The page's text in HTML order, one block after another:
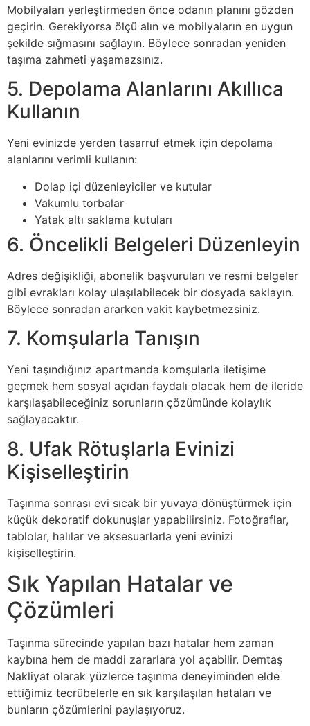
Mobilyaları yerleştirmeden önce odanın planını gözden
geçirin. Gerekiyorsa ölçü alın ve mobilyaların en uygun
şekilde sığmasını sağlayın. Böylece sonradan yeniden
taşıma zahmeti yaşamazsınız.
5. Depolama Alanlarını Akıllıca
Kullanın
Yeni evinizde yerden tasarruf etmek için depolama
alanlarını verimli kullanın:
Dolap içi düzenleyiciler ve kutular
Vakumlu torbalar
Yatak altı saklama kutuları
6. Öncelikli Belgeleri Düzenleyin
Adres değişikliği, abonelik başvuruları ve resmi belgeler
gibi evrakları kolay ulaşılabilecek bir dosyada saklayın.
Böylece sonradan ararken vakit kaybetmezsiniz.
7. Komşularla Tanışın
Yeni taşındığınız apartmanda komşularla iletişime
geçmek hem sosyal açıdan faydalı olacak hem de ileride
karşılaşabileceğiniz sorunların çözümünde kolaylık
sağlayacaktır.
8. Ufak Rötuşlarla Evinizi
Kişiselleştirin
Taşınma sonrası evi sıcak bir yuvaya dönüştürmek için
küçük dekoratif dokunuşlar yapabilirsiniz. Fotoğraflar,
tablolar, halılar ve aksesuarlarla yeni evinizi
kişiselleştirin.
Sık Yapılan Hatalar ve
Çözümleri
Taşınma sürecinde yapılan bazı hatalar hem zaman
kaybına hem de maddi zararlara yol açabilir. Demtaş
Nakliyat olarak yüzlerce taşınma deneyiminden elde
ettiğimiz tecrübelerle en sık karşılaşılan hataları ve
bunların çözümlerini paylaşıyoruz.